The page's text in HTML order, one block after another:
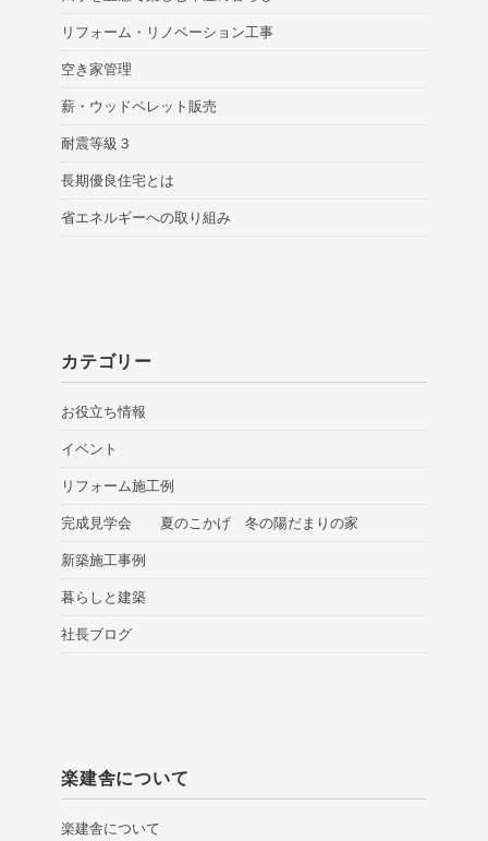
リフォーム・リノベーション工事
空き家管理
薪・ウッドペレット販売
耐震等級３
長期優良住宅とは
省エネルギーへの取り組み
カテゴリー
お役立ち情報
イベント
リフォーム施工例
完成見学会 夏のこかげ 冬の陽だまりの家
新築施工事例
暮らしと建築
社長ブログ
楽建舎について
楽建舎について